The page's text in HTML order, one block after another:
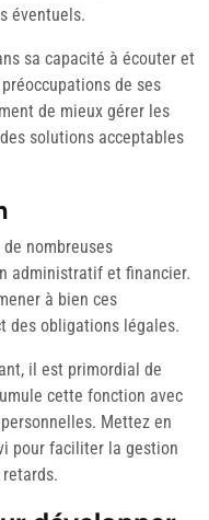
éventuels.
sa capacité à écouter et
de ses
de mieux gérer les
solutions acceptables
nombreuses
administratif et financier.
à bien ces
des obligations légales.
il est primordial de
cette fonction avec
Mettez en
pour faciliter la gestion